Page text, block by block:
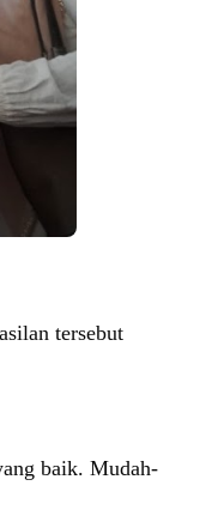
tersebut
baik. Mudah-